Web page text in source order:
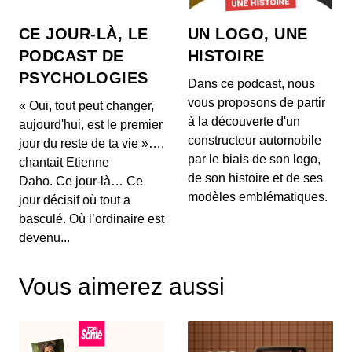
réellement propriétaire de sa suite bureaut...
Comment OpenAI devient un assistant
à la recherche en Maths
00:03:04 - IL Y A 1 MOIS
Aujourd'hui, on ne va pas parler de génération de
texte ou de simples résumés de réunions, mais d...
Intelligence artificielle : la presse
française réclame 80 millions d’euros à
Brave
00:03:14 - IL Y A 1 MOIS
Aujourd'hui, nous décortiquons ce qui s'annonce
europ...
trois leçons majeures à retenir de cet
00:03:11 - IL Y A 2 MOIS
CE JOUR-LÀ, LE
PODCAST DE
PSYCHOLOGIES
« Oui, tout peut changer,
aujourd'hui, est le premier
jour du reste de ta vie »…,
chantait Etienne
Daho. Ce jour-là… Ce
jour décisif où tout a
basculé. Où l’ordinaire est
devenu...
UN LOGO, UNE
HISTOIRE
Dans ce podcast, nous
vous proposons de partir
à la découverte d'un
constructeur automobile
par le biais de son logo,
de son histoire et de ses
modèles emblématiques.
Vous aimerez aussi